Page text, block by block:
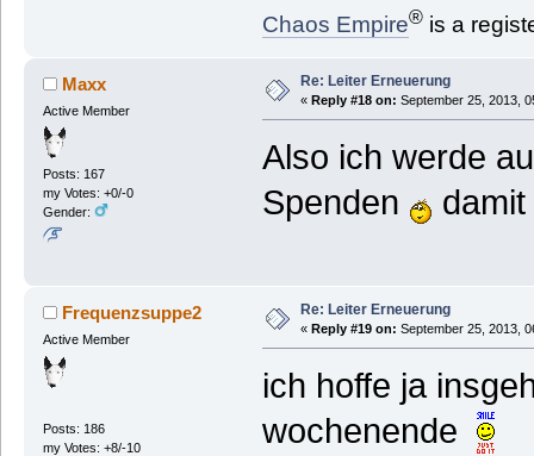
Chaos Empire®is a
Maxx
Active Member
Posts: 167
my Votes: +0/-0
Gender:
Re: Leiter Erneuerung
« Reply #18 on: September 25, 2013,
Also ich werde
Spenden
Frequenzsuppe2
Active Member
Posts: 186
my Votes: +8/-10
Re: Leiter Erneuerung
« Reply #19 on: September 25, 2013,
ich hoffe ja
wochenende